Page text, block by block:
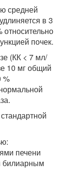
средней
в 3
относительно
почек.
(КК < 7 мл/
10 мг общий
%
печени
билиарным